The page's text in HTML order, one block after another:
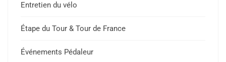
Entretien du vélo
Étape du Tour & Tour de France
Événements Pédaleur